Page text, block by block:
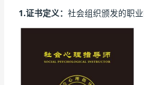
1.证书定义：社会组织颁发的职业